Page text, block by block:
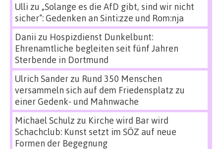
Ulli zu „Solange es die AfD gibt, sind wir nicht
sicher“: Gedenken an Sinti:zze und Rom:nja
Danii zu Hospizdienst Dunkelbunt:
Ehrenamtliche begleiten seit fünf Jahren
Sterbende in Dortmund
Ulrich Sanderzu Rund 350 Menschen
versammeln sich auf dem Friedensplatz zu
einer Gedenk- und Mahnwache
Michael Schulz zu Kirche wird Bar wird
Schachclub: Kunst setzt im SÖZ auf neue
Formen der Begegnung